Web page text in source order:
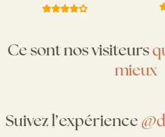
Ce sont nos visiteurs
mieux
Suivez l’expérience